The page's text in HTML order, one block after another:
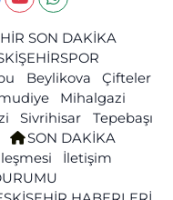
SON DAKİKA
Beylikova
Çifteler
Mihalgazi
Sivrihisar
Tepebaşı
SON DAKİKA
İletişim